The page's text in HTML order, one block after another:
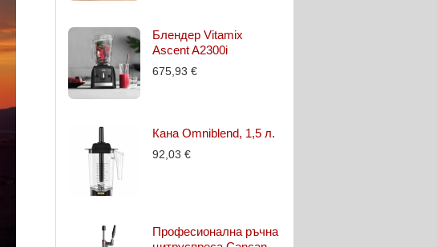
Блендер Vitamix
Ascent A2300i
675,93 €
Кана Omniblend, 1,5 л.
92,03 €
Професионална ръчна